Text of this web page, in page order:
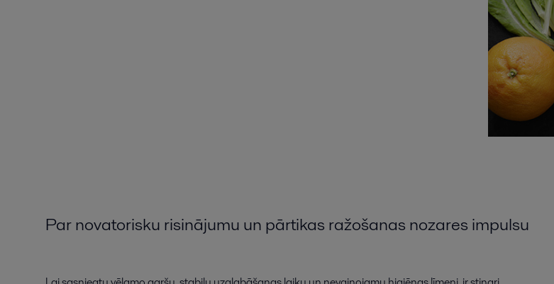
Parnovatorisku risinājumu un pārtikas ražošanas nozares impulsu